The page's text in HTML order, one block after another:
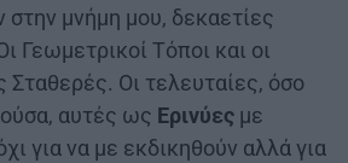
στην μνήμη μου, δεκαετίες
Γεωμετρικοί Τόποι και οι
Σταθερές. Οι τελευταίες, όσο
αυτές ως Ερινύες με
για να με εκδικηθούν αλλά για